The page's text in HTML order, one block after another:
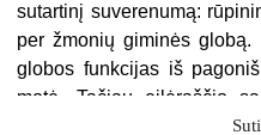
sutartinį suverenumą:
per žmonių giminės
globos funkcijas iš
motė. Tačiau eilėraščio
atrama. Jis nori, kad